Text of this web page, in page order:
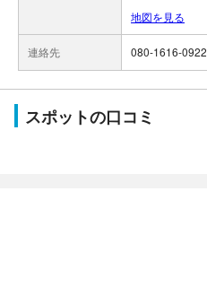
地図を見る
連絡先 080-1616-0922
スポットの口コミ